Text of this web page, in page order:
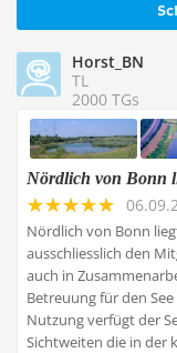
Horst_BN
TL
2000 TGs
Nördlich von Bonn
Nördlich von Bonn
ausschliesslich den
auch in
Betreuung für den
Nutzung verfügt der
Sichtweiten die in der